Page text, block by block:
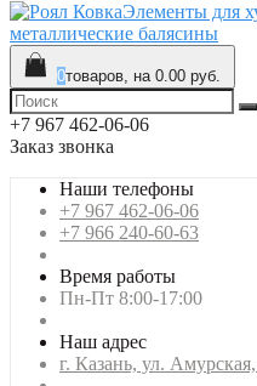
Элементы для
металлические балясины
0товаров, на 0.00 руб.
+7 967 462-06-06
Заказ звонка
Наши телефоны
+7 967 462-06-06
+7 966 240-60-63
Время работы
Пн-Пт 8:00-17:00
Наш адрес
г. Казань, ул.